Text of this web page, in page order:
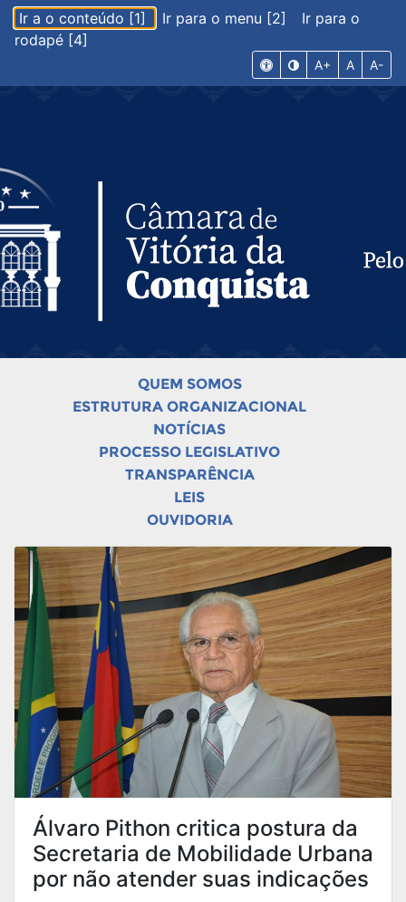
Ir a o conteúdo [1] Ir para o menu [2]
Ir para o
rodapé [4]
A+ A A-
QUEM SOMOS
ESTRUTURA ORGANIZACIONAL
NOTÍCIAS
PROCESSO LEGISLATIVO
TRANSPARÊNCIA
LEIS
OUVIDORIA
Álvaro Pithon critica postura da
Secretaria de Mobilidade Urbana
por não atender suas indicações